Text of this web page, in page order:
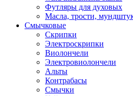
Футляры для духовых
Масла, трости,
Смычковые
Скрипки
Электроскрипки
Виолончели
Электровиолончели
Альты
Контрабасы
Смычки